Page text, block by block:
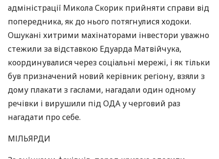
адміністрації Микола Скорик прийняти справи від
попередника, як до нього потягнулися ходоки.
Ошукані хитрими махінаторами інвестори уважно
стежили за відставкою Едуарда Матвійчука,
координувалися через соціальні мережі, і як тільки
був призначений новий керівник регіону, взяли з
дому плакати з гаслами, нагадали один одному
речівки і вирушили підОДА у черговий раз
нагадати про себе.
МІЛЬЯРДИ